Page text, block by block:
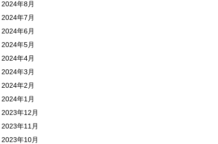
2024年8月
2024年7月
2024年6月
2024年5月
2024年4月
2024年3月
2024年2月
2024年1月
2023年12月
2023年11月
2023年10月